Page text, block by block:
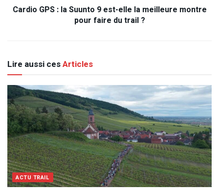
Cardio GPS : la Suunto 9 est-elle la meilleure montre
pour faire du trail ?
Lire aussi cesArticles
ACTU TRAIL